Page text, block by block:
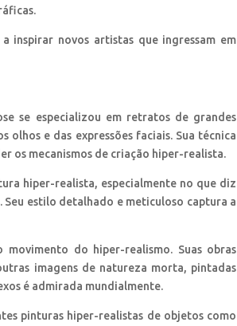
inspirar novos artistas que ingressam em
se especializou em retratos de grandes
olhos e das expressões faciais. Sua técnica
os mecanismos de criação hiper-realista.
hiper-realista, especialmente no que diz
estilo detalhado e meticuloso captura a
do hiper-realismo. Suas obras
imagens de natureza morta, pintadas
é admirada mundialmente.
pinturas hiper-realistas de objetos como